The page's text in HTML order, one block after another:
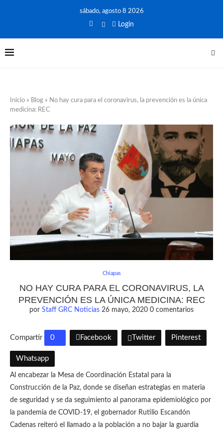
sábado, agosto 8 2026
Login
Inicio » Blog » No hay cura para el coronavirus, la prevención es la única
medicina: REC
Chiapas
NO HAY CURA PARA EL CORONAVIRUS, LA
PREVENCIÓN ES LA ÚNICA MEDICINA: REC
por Staff GRC Noticias 26 mayo, 2020 0 comentarios
Compartir 0 Facebook Twitter Pinterest
Whatsapp
Al encabezar la Mesa de Coordinación Estatal para la
Construcción de la Paz, donde se diseñan estrategias en materia
de seguridad y se da seguimiento al panorama epidemiológico por
la pandemia de COVID-19, el gobernador Rutilio Escandón
Cadenas reiteró el llamado a la población a no bajar la guardia